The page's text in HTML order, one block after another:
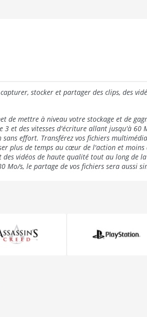
stocker et partager des clips, des
mettre à niveau votre stockage et de
et des vitesses d'écriture allant jusqu'à 60
effort. Transférez vos fichiers
plus de temps au cœur de l'action et
vidéos de haute qualité tout au long de
Mo/s, le partage de vos fichiers sera aussi